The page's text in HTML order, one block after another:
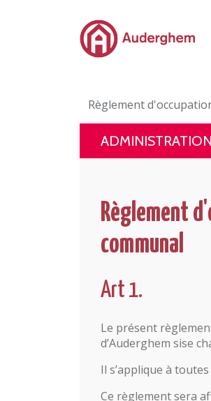
Passer au contenu principal
Règlement
Règlement
communal
Art 1.
Le présent
d’Auderghem sise
Il s’applique à
Ce règlement sera